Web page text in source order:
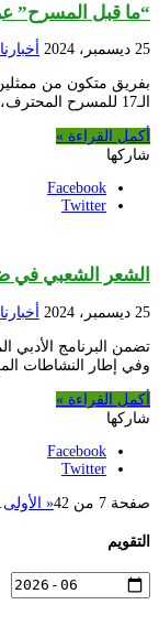
“ما قبل
25 ديسمبر، 2024 أخبارنا
بفريق متكون من
الـ17 للمسرح المحترف، والعمل من إخراج سعيد زكريا، سينوغرافيا سعيد ياسين، موسيقى بن نوخ محمد نزيم، كوريغرافيا عبد …
أكمل القراءة »
شاركها
Facebook
Twitter
الشعر الشعبي في
25 ديسمبر، 2024 أخبارنا
وفي إطار النشاطات
أكمل القراءة »
شاركها
Facebook
Twitter
صفحة 7 من 42 « الأولى
التقويم